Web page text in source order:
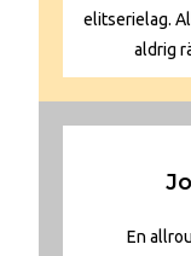
elitserielag.
aldrig
En